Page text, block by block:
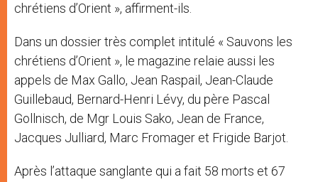
chrétiens d’Orient », affirment-ils.
Dans un dossier très complet intitulé « Sauvons les
chrétiens d’Orient », le magazine relaie aussi les
appels de Max Gallo, Jean Raspail, Jean-Claude
Guillebaud, Bernard-Henri Lévy, du père Pascal
Gollnisch, de Mgr Louis Sako, Jean de France,
Jacques Julliard, Marc Fromager et Frigide Barjot.
Après l’attaque sanglante qui a fait 58 morts et 67